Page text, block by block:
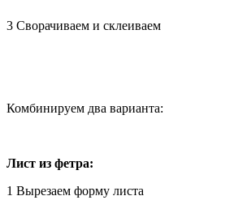
3 Сворачиваем и склеиваем
Комбинируем два варианта:
Лист из фетра:
1 Вырезаем форму листа